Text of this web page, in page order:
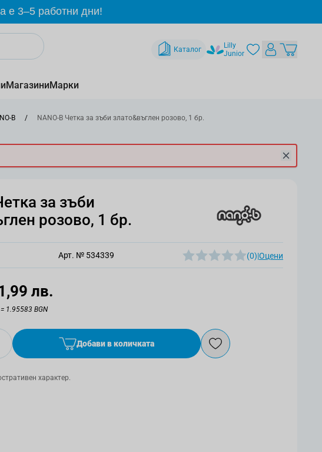
е 3–5 работни дни!
Каталог
Lilly
Junior
МагазиниМарки
B / NANO-B Четка за зъби злато&въглен розово, 1 бр.
за зъби
розово, 1 бр.
Арт. № 534339 (0)|Оцени
лв.
1.95583 BGN
Добави в количката
характер.